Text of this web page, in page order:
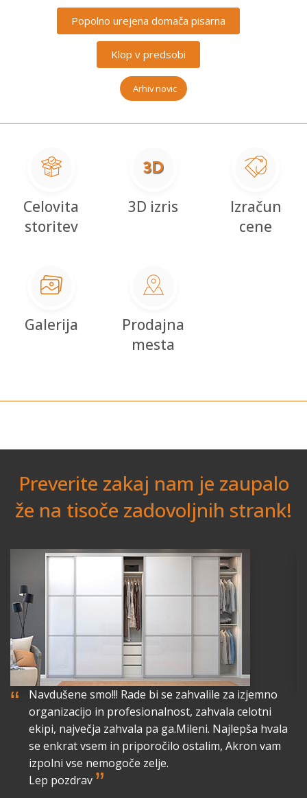
Popolno urejena domača pisarna
Klop v predsobi
Arhiv novic
Celovita
storitev
3D izris
Izračun
cene
Galerija
Prodajna
mesta
Preverite zakaj nam je zaupalo
že na tisoče zadovoljnih strank!
“
Navdušene smo!!! Rade bi se zahvalile za izjemno
organizacijo in profesionalnost, zahvala celotni
ekipi, največja zahvala pa ga.Mileni. Najlepša hvala
se enkrat vsem in priporočilo ostalim, Akron vam
izpolni vse nemogoče zelje.
Lep pozdrav ”